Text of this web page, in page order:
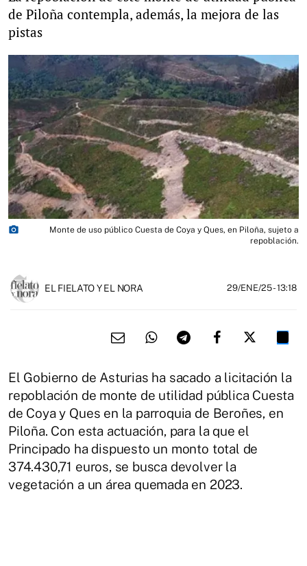
de Piloña contempla, además, la mejora de las
pistas
photo_camera
Monte de uso público Cuesta de Coya y Ques, en Piloña, sujeto a
repoblación.
EL FIELATO Y EL NORA 29/ENE/25- 13:18
El Gobierno de Asturias ha sacado a licitación la
repoblación de monte de utilidad pública Cuesta
de Coya y Ques en la parroquia de Beroñes, en
Piloña. Con esta actuación, para la que el
Principado ha dispuesto un monto total de
374.430,71 euros, se busca devolver la
vegetación a un área quemada en 2023.